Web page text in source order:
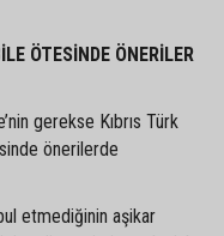
ÖTESİNDE ÖNERİLER
gerekse Kıbrıs Türk
önerilerde
etmediğinin aşikar